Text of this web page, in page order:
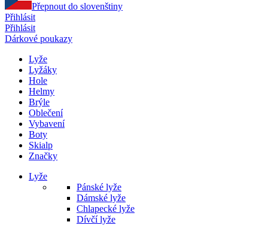
Přepnout do slovenštiny
Přihlásit
Přihlásit
Dárkové poukazy
Lyže
Lyžáky
Hole
Helmy
Brýle
Oblečení
Vybavení
Boty
Skialp
Značky
Lyže
Pánské lyže
Dámské lyže
Chlapecké lyže
Dívčí lyže